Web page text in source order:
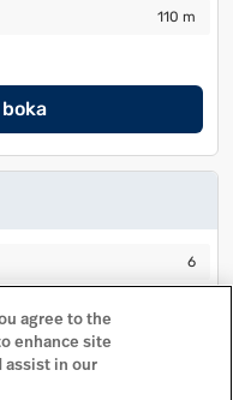
110 m
6
agree to the
enhance site
assist in our